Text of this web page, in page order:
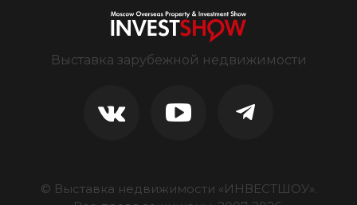
Выставка зарубежной недвижимости
© Выставка недвижимости «ИНВЕСТШОУ».